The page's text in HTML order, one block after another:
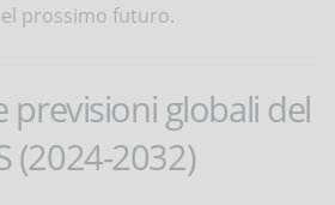
prossimo futuro.
previsioni globali del
(2024-2032)